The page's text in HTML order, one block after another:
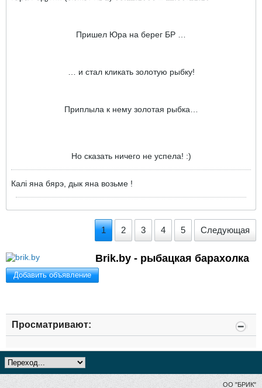
Пришел Юра на берег БР …
… и стал кликать золотую рыбку!
Приплыла к нему золотая рыбка…
Но сказать ничего не успела! :)
Калi яна бярэ, дык яна возьме !
1 2 3 4 5 Следующая
Brik.by - рыбацкая барахолка
Добавить объявление
Просматривают:
ОО "БРИК"